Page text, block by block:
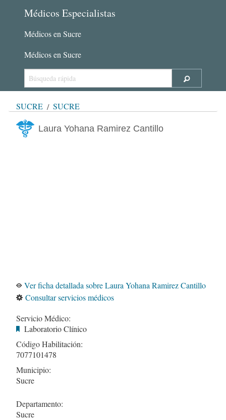
Médicos Especialistas
Médicos en Sucre
Médicos en Sucre
SUCRE SUCRE
Laura Yohana Ramirez Cantillo
Ver ficha detallada sobre Laura Yohana Ramirez Cantillo
Consultar servicios médicos
Servicio Médico:
Laboratorio Clínico
Código Habilitación:
7077101478
Municipio:
Sucre
Departamento:
Sucre